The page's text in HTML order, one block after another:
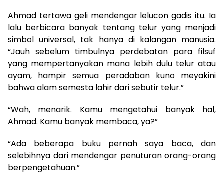
Ahmad tertawa geli mendengar lelucon gadis itu. Ia
lalu berbicara banyak tentang telur yang menjadi
simbol universal, tak hanya di kalangan manusia.
“Jauh sebelum timbulnya perdebatan para filsuf
yang mempertanyakan mana lebih dulu telur atau
ayam, hampir semua peradaban kuno meyakini
bahwa alam semesta lahir dari sebutir telur.”
“Wah, menarik. Kamu mengetahui banyak hal,
Ahmad. Kamu banyak membaca, ya?”
“Ada beberapa buku pernah saya baca, dan
selebihnya dari mendengar penuturan orang-orang
berpengetahuan.”